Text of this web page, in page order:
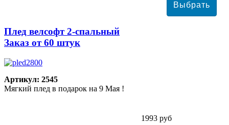
Плед велсофт 2-спальный
Заказ от 60 штук
Артикул: 2545
Мягкий плед в подарок на 9 Мая !
1993 руб